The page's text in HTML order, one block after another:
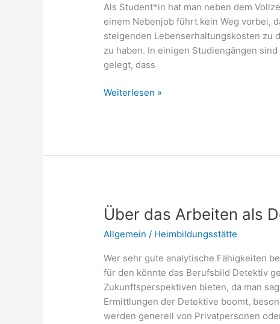
Als Student*in hat man neben dem
einem Nebenjob führt kein Weg vorbei,
steigenden Lebenserhaltungskosten zu
zu haben. In einigen Studiengängen
gelegt, dass
So
Weiterlesen »
Über das Arbeiten als
Allgemein / Heimbildungsstätte
Wer sehr gute analytische Fähigkeiten
für den könnte das Berufsbild Detektiv
Zukunftsperspektiven bieten, da man
Ermittlungen der Detektive boomt,
werden generell von Privatpersonen